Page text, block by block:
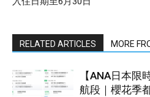
RELATED ARTICLES MORE
【ANA日本限
航段｜櫻花季